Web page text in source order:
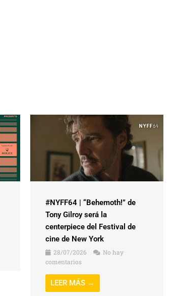
#NYFF64 | “Behemoth!” de
Tony Gilroy será la
centerpiece del Festival de
cine de New York
28/07/2026
No hay
comentarios
LEER MÁS →